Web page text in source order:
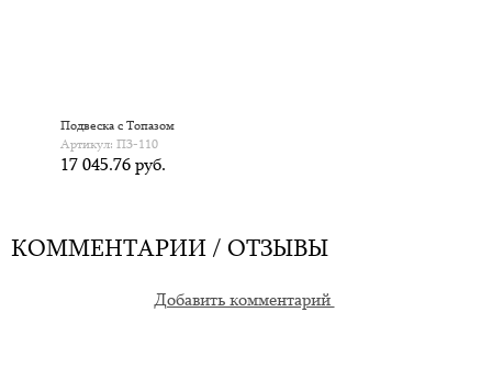
Подвеска с Топазом
Артикул: П3-110
17 045.76 руб.
КОММЕНТАРИИ / ОТЗЫВЫ
Добавить комментарий